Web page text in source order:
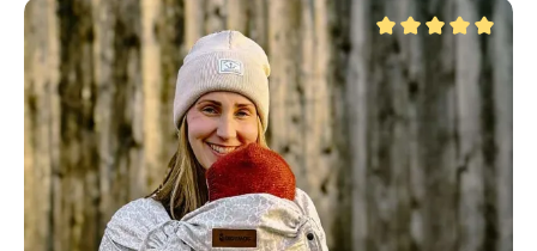
Valutazione media